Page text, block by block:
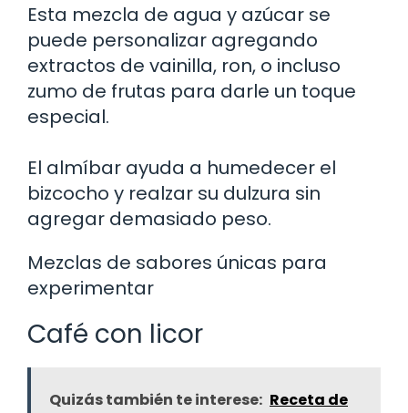
Esta mezcla de agua y azúcar se
puede personalizar agregando
extractos de vainilla, ron, o incluso
zumo de frutas para darle un toque
especial.
El almíbar ayuda a humedecer el
bizcocho y realzar su dulzura sin
agregar demasiado peso.
Mezclas de sabores únicas para
experimentar
Café con licor
Quizás también te interese: Receta de